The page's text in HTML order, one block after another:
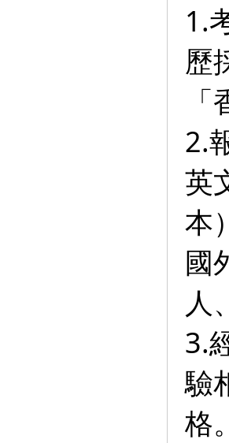
1.
歷
2.
英
本
國
人
3.
驗
格。